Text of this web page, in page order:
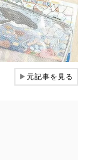
▶元記事を見る